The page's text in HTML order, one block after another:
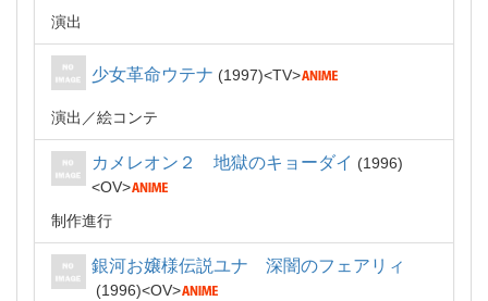
演出
少女革命ウテナ 1997 TV
演出 絵コンテ
カメレオン２ 地獄のキョーダイ
1996
OV
制作進行
銀河お嬢様伝説ユナ 深闇のフェアリィ
1996
OV